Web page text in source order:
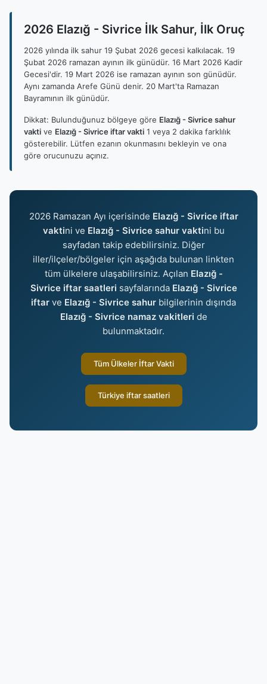
2026 Elazığ - Sivrice İlk Sahur, İlk Oruç
2026 yılında ilk sahur 19 Şubat 2026 gecesi kalkılacak. 19
Şubat 2026 ramazan ayının ilk günüdür. 16 Mart 2026 Kadir
Gecesi'dir. 19 Mart 2026 ise ramazan ayının son günüdür.
Aynı zamanda Arefe Günü denir. 20 Mart'ta Ramazan
Bayramının ilk günüdür.
Dikkat: Bulunduğunuz bölgeye göre Elazığ - Sivrice sahur
vakti ve Elazığ - Sivrice iftar vakti 1 veya 2 dakika farklılık
gösterebilir. Lütfen ezanın okunmasını bekleyin ve ona
göre orucunuzu açınız.
2026 Ramazan Ayı içerisinde Elazığ - Sivrice iftar
vaktini ve Elazığ - Sivrice sahur vaktini bu
sayfadan takip edebilirsiniz. Diğer
iller/ilçeler/bölgeler için aşağıda bulunan linkten
tüm ülkelere ulaşabilirsiniz. Açılan Elazığ -
Sivrice iftar saatleri sayfalarında Elazığ - Sivrice
iftar ve Elazığ - Sivrice sahur bilgilerinin dışında
Elazığ - Sivrice namaz vakitleri de
bulunmaktadır.
Tüm Ülkeler İftar Vakti
Türkiye iftar saatleri